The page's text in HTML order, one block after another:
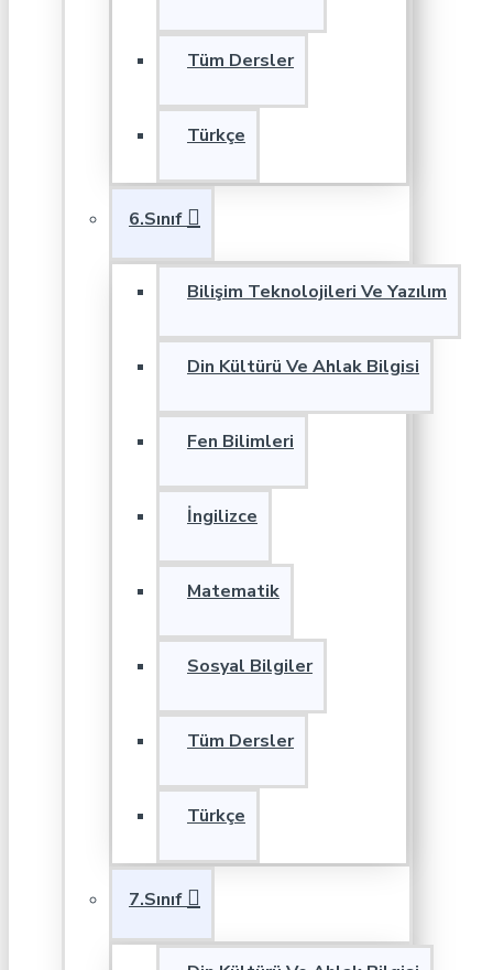
Tüm Dersler
Türkçe
6.Sınıf
Bilişim Teknolojileri Ve Yazılım
Din Kültürü Ve Ahlak Bilgisi
Fen Bilimleri
İngilizce
Matematik
Sosyal Bilgiler
Tüm Dersler
Türkçe
7.Sınıf